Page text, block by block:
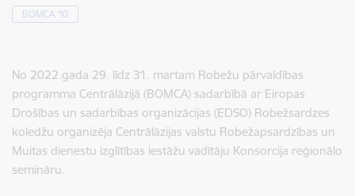
BOMCA 10
No 2022.gada 29. līdz 31. martam Robežu pārvaldības
programma Centrālāzijā (BOMCA) sadarbībā ar Eiropas
Drošības un sadarbības organizācijas (EDSO) Robežsardzes
koledžu organizēja Centrālāzijas valstu Robežapsardzības un
Muitas dienestu izglītības iestāžu vadītāju Konsorcija reģionālo
semināru.